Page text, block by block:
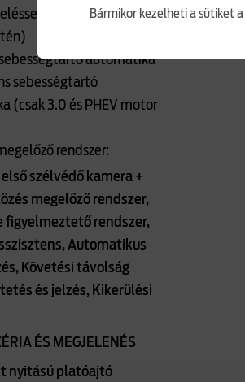
(csak 3.0 és PHEV
automatika
sebességtartó
(csak 3.0 és PHEV motor
rendszer:
szélvédő kamera +
megelőző rendszer,
figyelmeztető rendszer,
Automatikus
Követési távolság
és jelzés, Kikerülési
ÉS MEGJELENÉS
nyitású platóajtó
Bármikor kezelheti a sütiket a